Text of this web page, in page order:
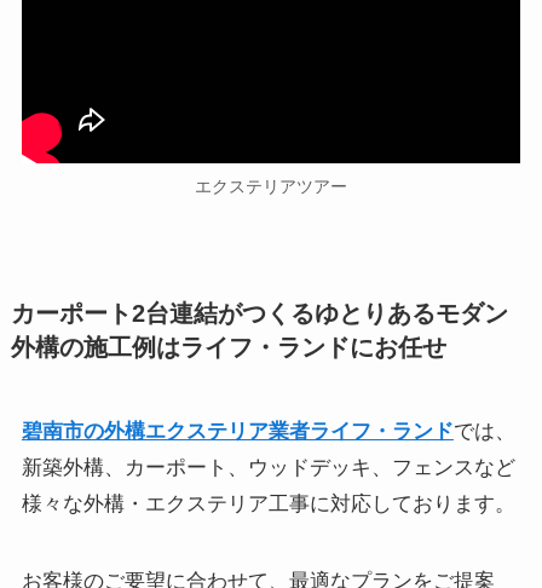
エクステリアツアー
カーポート2台連結がつくるゆとりあるモダン
外構の施工例はライフ・ランドにお任せ
碧南市の外構エクステリア業者ライフ・ランドでは、
新築外構、カーポート、ウッドデッキ、フェンスなど
様々な外構・エクステリア工事に対応しております。
お客様のご要望に合わせて、最適なプランをご提案